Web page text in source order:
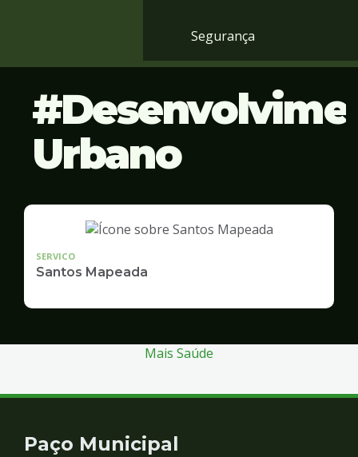
Segurança
Urbano
SERVICO
Santos Mapeada
Mais Saúde
Contato
Paço Municipal